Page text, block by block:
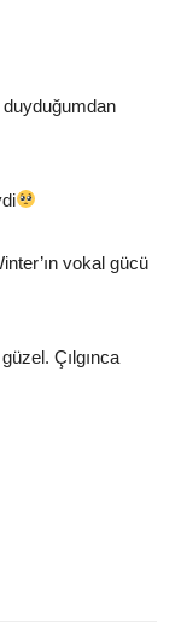
vokal gücü
Çılgınca